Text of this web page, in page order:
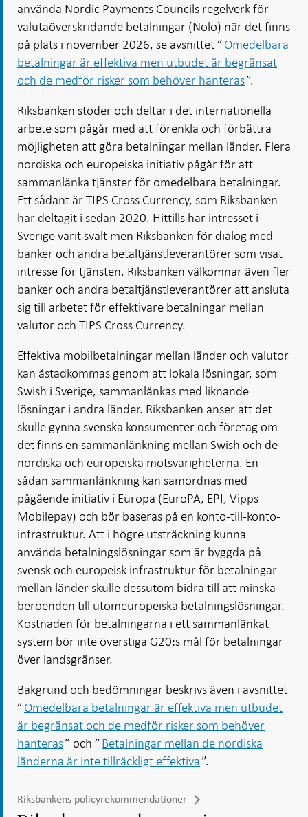
använda Nordic Payments Councils regelverk för
valutaöverskridande betalningar (Nolo) när det finns
på plats i november 2026, se avsnittet ”Omedelbara
betalningar är effektiva men utbudet är begränsat
och de medför risker som behöver hanteras”.
Riksbanken stöder och deltar i det internationella
arbete som pågår med att förenkla och förbättra
möjligheten att göra betalningar mellan länder. Flera
nordiska och europeiska initiativ pågår för att
sammanlänka tjänster för omedelbara betalningar.
Ett sådant är TIPS Cross Currency, som Riksbanken
har deltagit i sedan 2020. Hittills har intresset i
Sverige varit svalt men Riksbanken för dialog med
banker och andra betaltjänstleverantörer som visat
intresse för tjänsten. Riksbanken välkomnar även fler
banker och andra betaltjänstleverantörer att ansluta
sig till arbetet för effektivare betalningar mellan
valutor och TIPS Cross Currency.
Effektiva mobilbetalningar mellan länder och valutor
kan åstadkommas genom att lokala lösningar, som
Swish i Sverige, sammanlänkas med liknande
lösningar i andra länder. Riksbanken anser att det
skulle gynna svenska konsumenter och företag om
det finns en sammanlänkning mellan Swish och de
nordiska och europeiska motsvarigheterna. En
sådan sammanlänkning kan samordnas med
pågående initiativ i Europa (EuroPA, EPI, Vipps
Mobilepay) och bör baseras på en konto-till-konto-
infrastruktur. Att i högre utsträckning kunna
använda betalningslösningar som är byggda på
svensk och europeisk infrastruktur för betalningar
mellan länder skulle dessutom bidra till att minska
beroenden till utomeuropeiska betalningslösningar.
Kostnaden för betalningarna i ett sammanlänkat
system bör inte överstiga G20:s mål för betalningar
över landsgränser.
Bakgrund och bedömningar beskrivs även i avsnittet
”Omedelbara betalningar är effektiva men utbudet
är begränsat och de medför risker som behöver
hanteras” och ”Betalningar mellan de nordiska
länderna är inte tillräckligt effektiva”.
Riksbankens policyrekommendationer